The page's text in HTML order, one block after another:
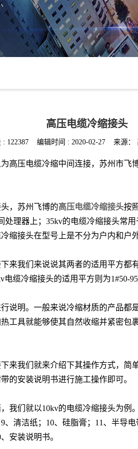
高压电缆冷缩接头
: 122387 编辑时间 : 2020-02-27 来源：
高压电缆冷缩中间连接，苏州市飞
，苏州飞博的高压电缆冷缩接头按
理器上；35kv的电缆冷缩接头常
缩接头在型号上是不分为户内和户外
来我们来说说其两者的适用平方都
缆冷缩接头的适用平方则为1#50-
说明。一般来说冷缩材质的产品
工具就能够使其自然收缩并紧密
来我们就来介绍下其操作方式，
的安装说明书进行施工操作即可。
我们就以10kv的电缆冷缩接头为例
、清洁纸； 10、硅脂膏； 11 、半导电
、安装说明书。